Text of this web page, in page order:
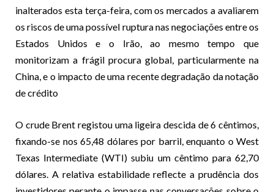
inalterados esta terça-feira, com os mercados a avaliarem
os riscos de uma possível ruptura nas negociações entre os
Estados Unidos e o Irão, ao mesmo tempo que
monitorizam a frágil procura global, particularmente na
China, e o impacto de uma recente degradação da notação
de crédito
O crude Brent registou uma ligeira descida de 6 cêntimos,
fixando-se nos 65,48 dólares por barril, enquanto o West
Texas Intermediate (WTI) subiu um cêntimo para 62,70
dólares. A relativa estabilidade reflecte a prudência dos